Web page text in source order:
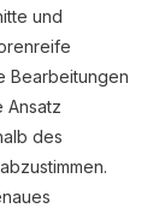
und
Bearbeitungen
Ansatz
des